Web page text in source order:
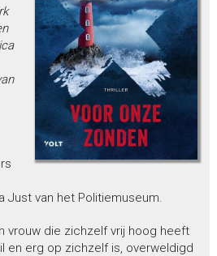
Just van het Politiemuseum.
vrouw die zichzelf vrij hoog heeft
en erg op zichzelf is, overweldigd